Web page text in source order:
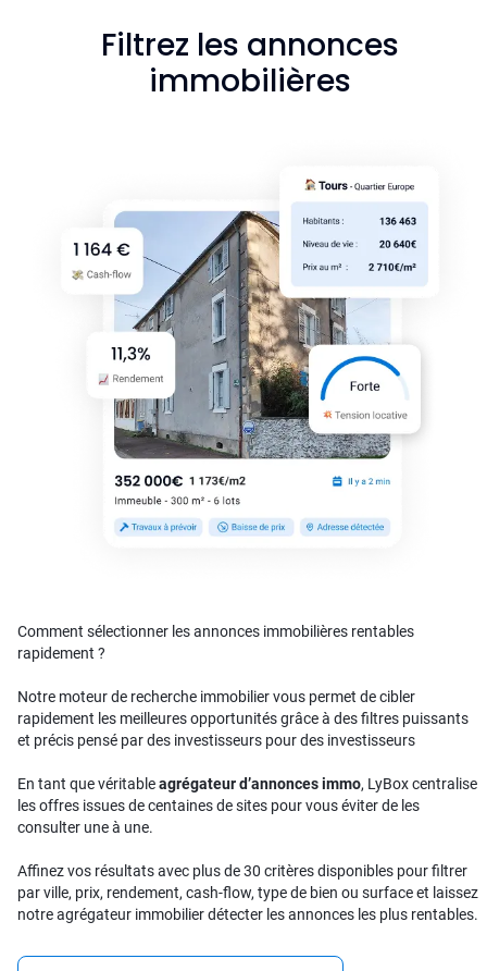
Filtrez les annonces
immobilières
Comment sélectionner les annonces immobilières rentables
rapidement ?
Notre moteur de recherche immobilier vous permet de cibler
rapidement les meilleures opportunités grâce à des filtres puissants
et précis pensé par des investisseurs pour des investisseurs
En tant que véritableagrégateur d’annonces immo, LyBox centralise
les offres issues de centaines de sites pour vous éviter de les
consulter une à une.
Affinez vos résultats avec plus de 30 critères disponibles pour filtrer
par ville, prix, rendement, cash-flow, type de bien ou surface et laissez
notre agrégateur immobilier détecter les annonces les plus rentables.